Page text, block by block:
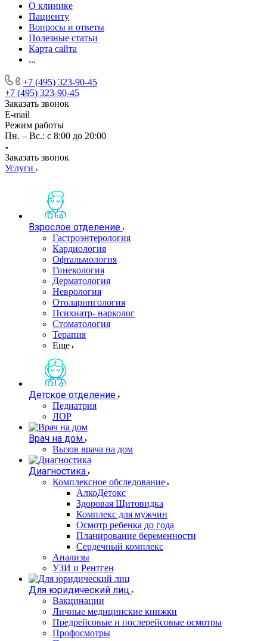
О клинике
Пациенту
Вопросы и ответы
Полезные статьи
Карта сайта
...
+7 (495) 323-90-45
+7 (495) 323-90-45
Заказать звонок
E-mail
Режим работы
Пн. – Вс.: с 8:00 до 20:00
Заказать звонок
Услуги
Взрослое отделение
Гастроэнтерология
Кардиология
Офтальмология
Гинекология
Дерматология
Неврология
Отоларингология
Психиатр- нарколог
Стоматология
Терапия
Еще
Детское отделение
Педиатрия
ЛОР
Врач на дом
Вызов врача на дом
Диагностика
Комплексное обследование
АлкоДетокс
Здоровая Щитовидка
Комплекс для мужчин
Осмотр ребенка до года
Планирование беременности
Сердечный комплекс
Анализы
УЗИ и Рентген
Для юридический лиц
Вакцинации
Личные медицинские книжки
Предрейсовые и послерейсовые осмотры
Профосмотры